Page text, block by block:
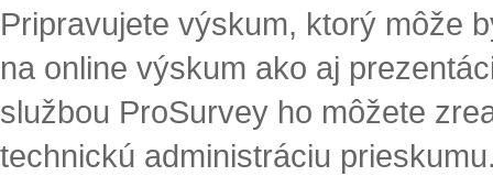
Pripravujete výskum, ktorý môže
na online výskum ako aj
službou ProSurvey ho môžete
technickú administráciu